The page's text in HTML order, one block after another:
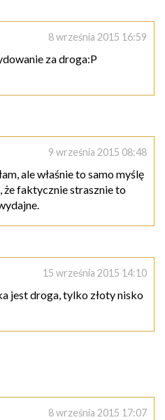
8 września 2015 16:59
za droga:P
9 września 2015 08:48
ale właśnie to samo myślę
że faktycznie strasznie to
15 września 2015 14:10
jest droga, tylko złoty nisko
8 września 2015 17:07